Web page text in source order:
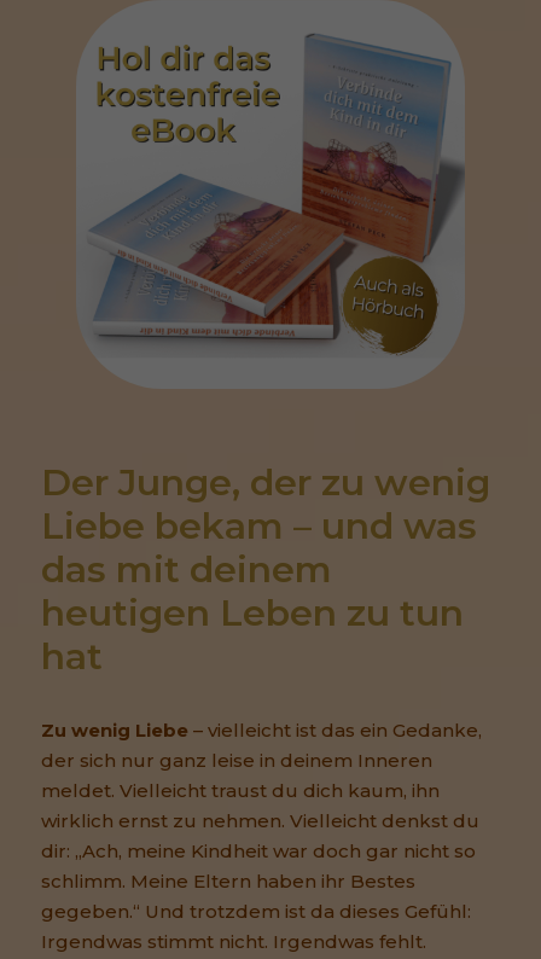
Der Junge, der zu wenig
Liebe bekam – und was
das mit deinem
heutigen Leben zu tun
hat
Zu wenig Liebe – vielleicht ist das ein Gedanke,
der sich nur ganz leise in deinem Inneren
meldet. Vielleicht traust du dich kaum, ihn
wirklich ernst zu nehmen. Vielleicht denkst du
dir: „Ach, meine Kindheit war doch gar nicht so
schlimm. Meine Eltern haben ihr Bestes
gegeben.“ Und trotzdem ist da dieses Gefühl:
Irgendwas stimmt nicht. Irgendwas fehlt.